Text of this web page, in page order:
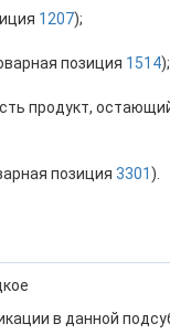
1207);
позиция 1514);
продукт,
позиция 3301).
в данной